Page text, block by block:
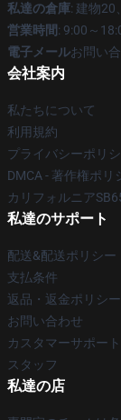
私達の倉庫: 建物20
営業時間: 9:00～
電子メールお問い
会社案内
私たちについて
利用規約
プライバシーポリ
DMCA - 著作権ポリ
カリフォルニア
私達のサポート
配送&配送ポリシー
支払条件
返品・返金ポリシー
お問い合わせ
カスタマーサポー
スタッフ
私達の店